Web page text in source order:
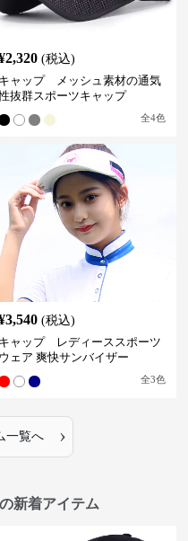
2,320 (税込)
キャップ メッシュ素材の通気
抜群スポーツキャップ
全4色
3,540 (税込)
キャップ レディーススポーツ
ウェア 爽快サンバイザー
全3色
一覧へ ›
新着アイテム